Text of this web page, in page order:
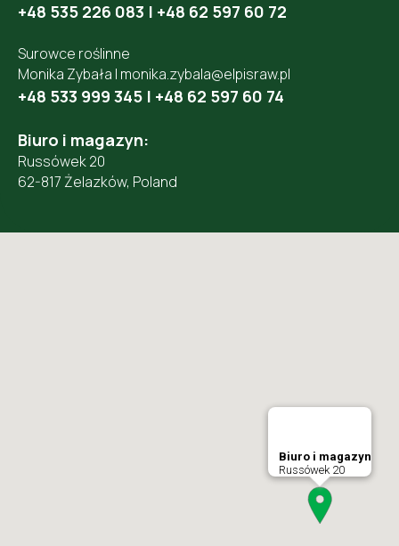
+48 535 226 083 | +48 62 597 60 72
Surowce roślinne
Monika Zybała | monika.zybala@elpisraw.pl
+48 533 999 345 | +48 62 597 60 74
Biuro i magazyn:
Russówek 20
62-817 Żelazków, Poland
Biuro i magazyn
Russówek 20